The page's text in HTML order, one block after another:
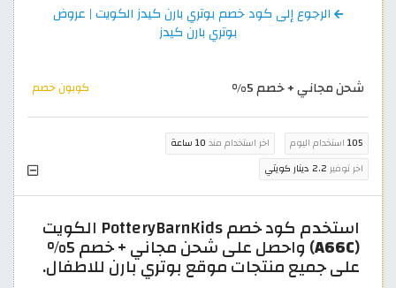
الرجوع إلى كود خصم بوتري بارن كيدز الكويت | عروض
بوتري بارن كيدز
شحن مجاني + خصم 5% كوبون خصم
105 استخدام اليوم اخر استخدام منذ 10 ساعة
اخر توفير 2.2 دينار كويتي
استخدم كود خصم PotteryBarnKids الكويت
(
A66C ) واحصل على شحن مجاني + خصم 5%
على جميع منتجات موقع بوتري بارن للاطفال.